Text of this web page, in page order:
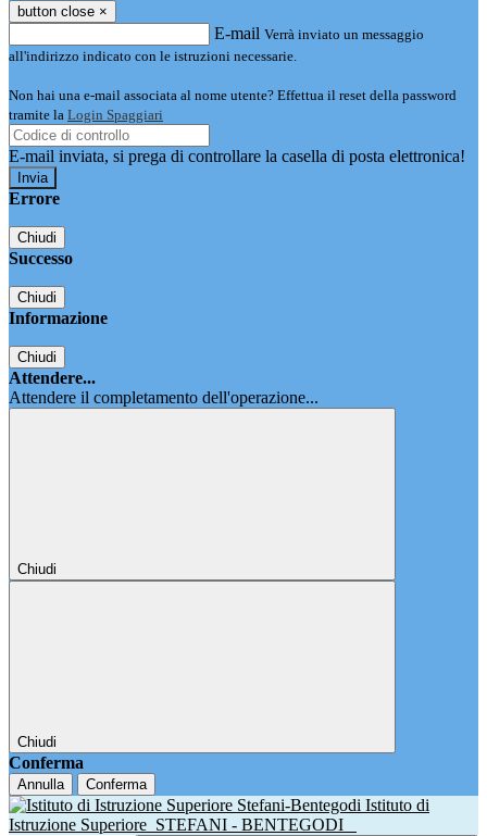
button close ×
E-mail Verrà inviato un messaggio
all'indirizzo indicato con le istruzioni necessarie.
Non hai una e-mail associata al nome utente? Effettua il reset della password
tramite la Login Spaggiari
E-mail inviata, si prega di controllare la casella di posta elettronica!
Errore
Chiudi
Successo
Chiudi
Informazione
Chiudi
Attendere...
Attendere il completamento dell'operazione...
Chiudi
Chiudi
Conferma
Annulla Conferma
Istituto di
Istruzione Superiore STEFANI - BENTEGODI